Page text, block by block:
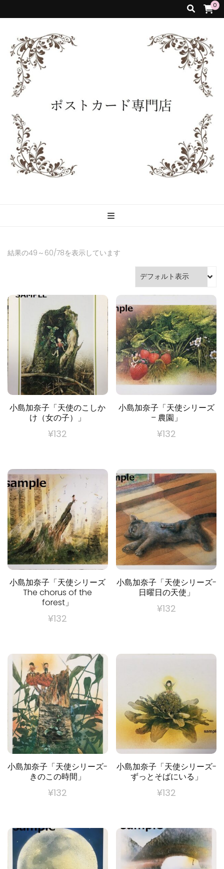
0
門店
結果の49～60/78を表示しています
小島加奈子「天使のこしか
け（女の子）」
¥132
小島加奈子「天使シリーズ
– 農園」
¥132
小島加奈子「天使シリーズ
The chorus of the
forest」
¥132
小島加奈子「天使シリーズ-
日曜日の天使」
¥132
小島加奈子「天使シリーズ-
きのこの時間」
¥132
小島加奈子「天使シリーズ-
ずっとそばにいる」
¥132